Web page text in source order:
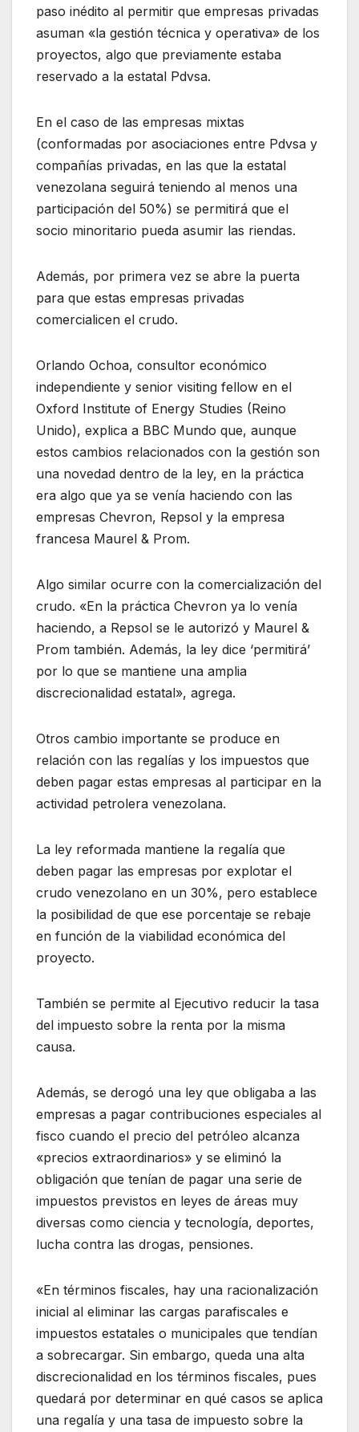
paso inédito al permitir que empresas privadas
asuman «la gestión técnica y operativa» de los
proyectos, algo que previamente estaba
reservado a la estatal Pdvsa.
En el caso de las empresas mixtas
(conformadas por asociaciones entre Pdvsa y
compañías privadas, en las que la estatal
venezolana seguirá teniendo al menos una
participación del 50%) se permitirá que el
socio minoritario pueda asumir las riendas.
Además, por primera vez se abre la puerta
para que estas empresas privadas
comercialicen el crudo.
Orlando Ochoa, consultor económico
independiente y senior visiting fellow en el
Oxford Institute of Energy Studies (Reino
Unido), explica a BBC Mundo que, aunque
estos cambios relacionados con la gestión son
una novedad dentro de la ley, en la práctica
era algo que ya se venía haciendo con las
empresas Chevron, Repsol y la empresa
francesa Maurel & Prom.
Algo similar ocurre con la comercialización del
crudo. «En la práctica Chevron ya lo venía
haciendo, a Repsol se le autorizó y Maurel &
Prom también. Además, la ley dice ‘permitirá’
por lo que se mantiene una amplia
discrecionalidad estatal», agrega.
Otros cambio importante se produce en
relación con las regalías y los impuestos que
deben pagar estas empresas al participar en la
actividad petrolera venezolana.
La ley reformada mantiene la regalía que
deben pagar las empresas por explotar el
crudo venezolano en un 30%, pero establece
la posibilidad de que ese porcentaje se rebaje
en función de la viabilidad económica del
proyecto.
También se permite al Ejecutivo reducir la tasa
del impuesto sobre la renta por la misma
causa.
Además, se derogó una ley que obligaba a las
empresas a pagar contribuciones especiales al
fisco cuando el precio del petróleo alcanza
«precios extraordinarios» y se eliminó la
obligación que tenían de pagar una serie de
impuestos previstos en leyes de áreas muy
diversas como ciencia y tecnología, deportes,
lucha contra las drogas, pensiones.
«En términos fiscales, hay una racionalización
inicial al eliminar las cargas parafiscales e
impuestos estatales o municipales que tendían
a sobrecargar. Sin embargo, queda una alta
discrecionalidad en los términos fiscales, pues
quedará por determinar en qué casos se aplica
una regalía y una tasa de impuesto sobre la